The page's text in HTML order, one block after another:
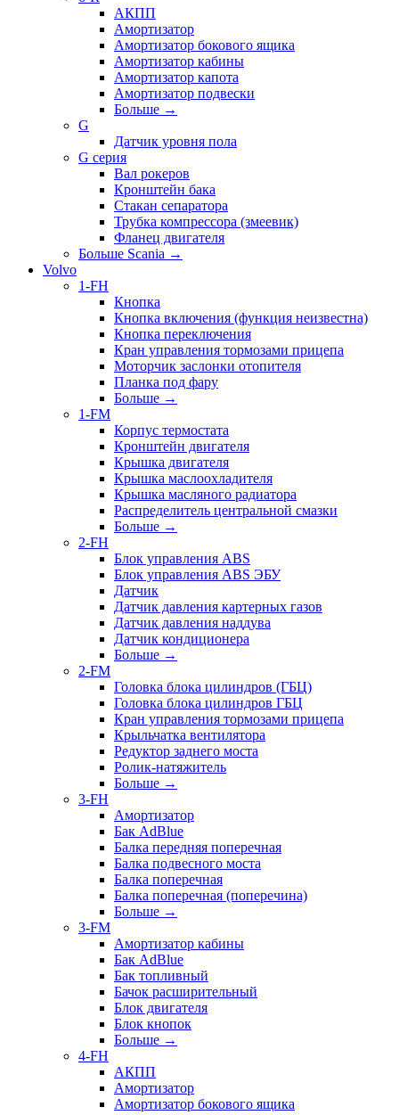
АКПП
Амортизатор
Амортизатор бокового ящика
Амортизатор кабины
Амортизатор капота
Амортизатор подвески
Больше →
G
Датчик уровня пола
G серия
Вал рокеров
Кронштейн бака
Стакан сепаратора
Трубка компрессора (змеевик)
Фланец двигателя
Больше Scania →
Volvo
1-FH
Кнопка
Кнопка включения (функция неизвестна)
Кнопка переключения
Кран управления тормозами прицепа
Моторчик заслонки отопителя
Планка под фару
Больше →
1-FM
Корпус термостата
Кронштейн двигателя
Крышка двигателя
Крышка маслоохладителя
Крышка масляного радиатора
Распределитель центральной смазки
Больше →
2-FH
Блок управления ABS
Блок управления ABS ЭБУ
Датчик
Датчик давления картерных газов
Датчик давления наддува
Датчик кондиционера
Больше →
2-FM
Головка блока цилиндров (ГБЦ)
Головка блока цилиндров ГБЦ
Кран управления тормозами прицепа
Крыльчатка вентилятора
Редуктор заднего моста
Ролик-натяжитель
Больше →
3-FH
Амортизатор
Бак AdBlue
Балка передняя поперечная
Балка подвесного моста
Балка поперечная
Балка поперечная (поперечина)
Больше →
3-FM
Амортизатор кабины
Бак AdBlue
Бак топливный
Бачок расширительный
Блок двигателя
Блок кнопок
Больше →
4-FH
АКПП
Амортизатор
Амортизатор бокового ящика